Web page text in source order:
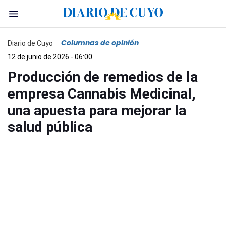
Diario de Cuyo Columnas de opinión
12 de junio de 2026 - 06:00
Producción de remedios de la
empresa Cannabis Medicinal,
una apuesta para mejorar la
salud pública